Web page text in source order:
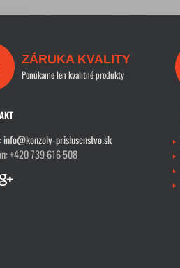
ZÁRUKA KVALITY
Ponúkame len kvalitné produkty
info@konzoly-prislusenstvo.sk
+420 739 616 508